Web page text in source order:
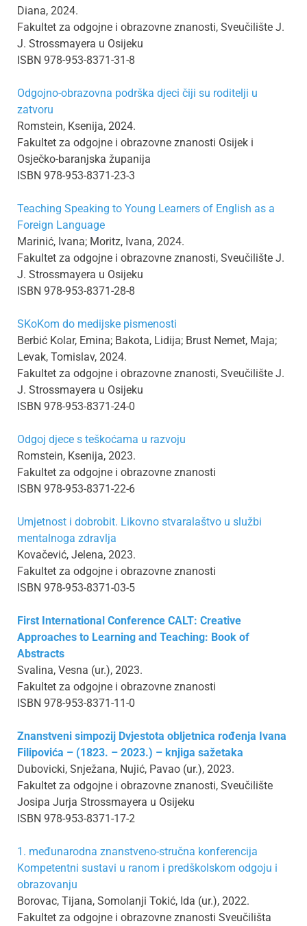
Diana, 2024.
Fakultet za odgojne i obrazovne znanosti, Sveučilište J.
J. Strossmayera u Osijeku
ISBN 978-953-8371-31-8
Odgojno-obrazovna podrška djeci čiji su roditelji u
zatvoru
Romstein, Ksenija, 2024.
Fakultet za odgojne i obrazovne znanosti Osijek i
Osječko-baranjska županija
ISBN 978-953-8371-23-3
Teaching Speaking to Young Learners of English as a
Foreign Language
Marinić, Ivana; Moritz, Ivana, 2024.
Fakultet za odgojne i obrazovne znanosti, Sveučilište J.
J. Strossmayera u Osijeku
ISBN 978-953-8371-28-8
SKoKom do medijske pismenosti
Berbić Kolar, Emina; Bakota, Lidija; Brust Nemet, Maja;
Levak, Tomislav, 2024.
Fakultet za odgojne i obrazovne znanosti, Sveučilište J.
J. Strossmayera u Osijeku
ISBN 978-953-8371-24-0
Odgoj djece s teškoćama u razvoju
Romstein, Ksenija, 2023.
Fakultet za odgojne i obrazovne znanosti
ISBN 978-953-8371-22-6
Umjetnost i dobrobit. Likovno stvaralaštvo u službi
mentalnoga zdravlja
Kovačević, Jelena, 2023.
Fakultet za odgojne i obrazovne znanosti
ISBN 978-953-8371-03-5
First International Conference CALT: Creative
Approaches to Learning and Teaching: Book of
Abstracts
Svalina, Vesna (ur.), 2023.
Fakultet za odgojne i obrazovne znanosti
ISBN 978-953-8371-11-0
Znanstveni simpozij Dvjestota obljetnica rođenja Ivana
Filipovića – (1823. – 2023.) – knjiga sažetaka
Dubovicki, Snježana, Nujić, Pavao (ur.), 2023.
Fakultet za odgojne i obrazovne znanosti, Sveučilište
Josipa Jurja Strossmayera u Osijeku
ISBN 978-953-8371-17-2
1. međunarodna znanstveno-stručna konferencija
Kompetentni sustavi u ranom i predškolskom odgoju i
obrazovanju
Borovac, Tijana, Somolanji Tokić, Ida (ur.), 2022.
Fakultet za odgojne i obrazovne znanosti Sveučilišta